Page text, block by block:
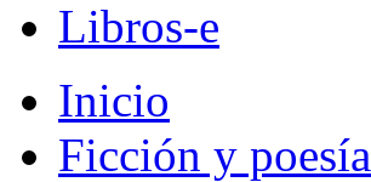
Libros-e
Inicio
Ficción y poesía